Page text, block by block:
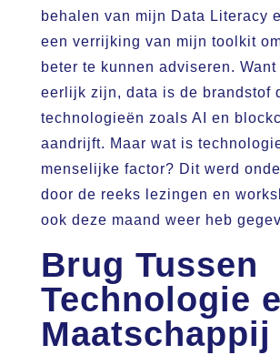
behalen van mijn Data Literacy
een verrijking van mijn toolkit
beter te kunnen adviseren.
eerlijk zijn, data is de brandstof
technologieën zoals AI en
aandrijft. Maar wat is
menselijke factor? Dit werd
door de reeks lezingen en
ook deze maand weer heb
Brug Tussen
Technologie
Maatschappij